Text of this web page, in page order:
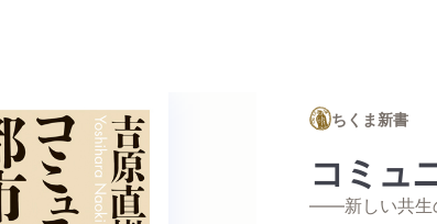
ちくま新書
コミュ
——新しい共生